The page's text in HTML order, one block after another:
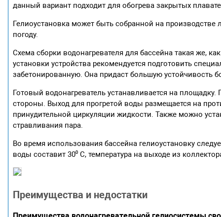
данный вариант подходит для обогрева закрытых
Гелиоустановка может быть собранной на
погоду.
Схема сборки водонагревателя для бассейна такая же,
установки устройства рекомендуется подготовить
забетонированную. Она придаст большую устойчивость
Готовый водонагреватель устанавливается на
стороны. Выход для прогретой воды размещается на
принудительной циркуляции жидкости. Также можно
стравливания пара.
Во время использования бассейна гелиоустановку
воды составит 30⁰ С, температура на выходе из
Преимущества и недостатки